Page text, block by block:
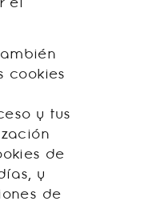
cookies
y tus
de
y
de